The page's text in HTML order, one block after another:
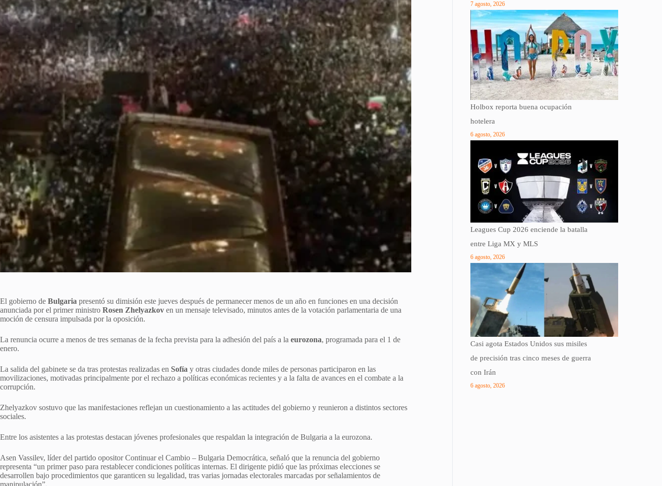
El gobierno de Bulgaria presentó su dimisión este jueves después de permanecer menos de un año en funciones en una decisión
anunciada por el primer ministro Rosen Zhelyazkov en un mensaje televisado, minutos antes de la votación parlamentaria de una
moción de censura impulsada por la oposición.
La renuncia ocurre a menos de tres semanas de la fecha prevista para la adhesión del país a la eurozona, programada para el 1 de
enero.
La salida del gabinete se da tras protestas realizadas en Sofía y otras ciudades donde miles de personas participaron en las
movilizaciones, motivadas principalmente por el rechazo a políticas económicas recientes y a la falta de avances en el combate a la
corrupción.
Zhelyazkov sostuvo que las manifestaciones reflejan un cuestionamiento a las actitudes del gobierno y reunieron a distintos sectores
sociales.
Entre los asistentes a las protestas destacan jóvenes profesionales que respaldan la integración de Bulgaria a la eurozona.
Asen Vassilev, líder del partido opositor Continuar el Cambio – Bulgaria Democrática, señaló que la renuncia del gobierno
representa “un primer paso para restablecer condiciones políticas internas. El dirigente pidió que las próximas elecciones se
desarrollen bajo procedimientos que garanticen su legalidad, tras varias jornadas electorales marcadas por señalamientos de
manipulación”.
7 agosto, 2026
Holbox reporta buena ocupación
hotelera
6 agosto, 2026
Leagues Cup 2026 enciende la batalla
entre Liga MX y MLS
6 agosto, 2026
Casi agota Estados Unidos sus misiles
de precisión tras cinco meses de guerra
con Irán
6 agosto, 2026